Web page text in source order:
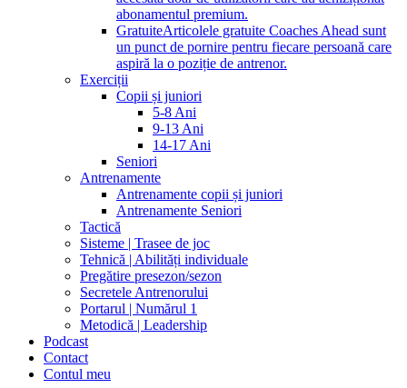
abonamentul premium.
GratuiteArticolele gratuite Coaches Ahead sunt
un punct de pornire pentru fiecare persoană care
aspiră la o poziție de antrenor.
Exerciții
Copii și juniori
5-8 Ani
9-13 Ani
14-17 Ani
Seniori
Antrenamente
Antrenamente copii și juniori
Antrenamente Seniori
Tactică
Sisteme | Trasee de joc
Tehnică | Abilități individuale
Pregătire presezon/sezon
Secretele Antrenorului
Portarul | Numărul 1
Metodică | Leadership
Podcast
Contact
Contul meu